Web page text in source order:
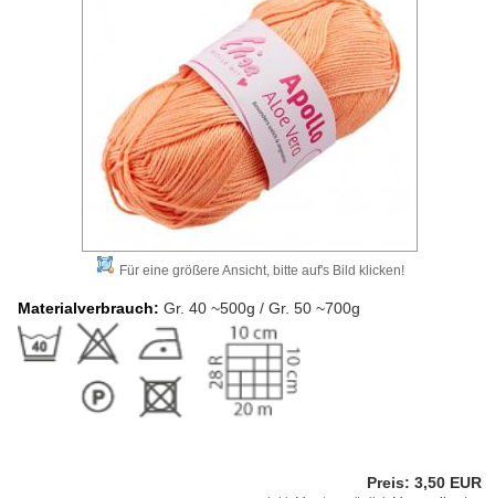
Für eine größere Ansicht, bitte auf's Bild klicken!
Materialverbrauch: Gr. 40 ~500g / Gr. 50 ~700g
Preis: 3,50 EUR